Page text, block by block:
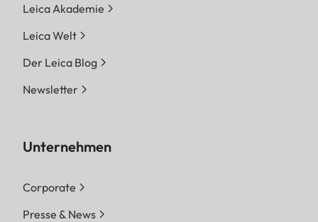
Leica Akademie
Leica Welt
Der Leica Blog
Newsletter
Unternehmen
Corporate
Presse & News